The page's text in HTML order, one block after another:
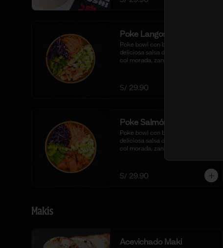
Poke Langostino Cocido
Poke bowl con base de arroz sushi,
deliciosa salsa de ostión especial,
col morada, zanahoria, pepino,
S/ 29.90
Poke Salmón Fresco
Poke bowl con base de arroz sushi,
deliciosa salsa de ostión especial,
col morada, zanahoria, pepino,
cubos de palta y dados de salmón
S/ 29.90
Makis
Acevichado Maki